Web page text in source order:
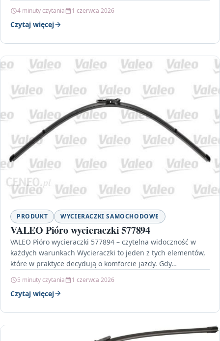
4 minuty czytania 1 czerwca 2026
Czytaj więcej
PRODUKT WYCIERACZKI SAMOCHODOWE
VALEO Pióro wycieraczki 577894
VALEO Pióro wycieraczki 577894 – czytelna widoczność w
każdych warunkach Wycieraczki to jeden z tych elementów,
które w praktyce decydują o komforcie jazdy. Gdy…
5 minuty czytania 1 czerwca 2026
Czytaj więcej